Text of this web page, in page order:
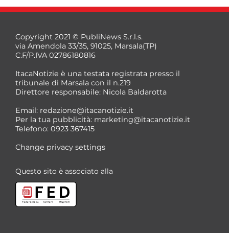
*
Copyright 2021 © PubliNews S.r.l.s.
via Amendola 33/35, 91025, Marsala(TP)
C.F/P.IVA 02786180816
ItacaNotizie è una testata registrata presso il
tribunale di Marsala con il n.219
Direttore responsabile: Nicola Baldarotta
Email: redazione@itacanotizie.it
Per la tua pubblicità: marketing@itacanotizie.it
Telefono: 0923 367415
Change privacy settings
Questo sito è associato alla